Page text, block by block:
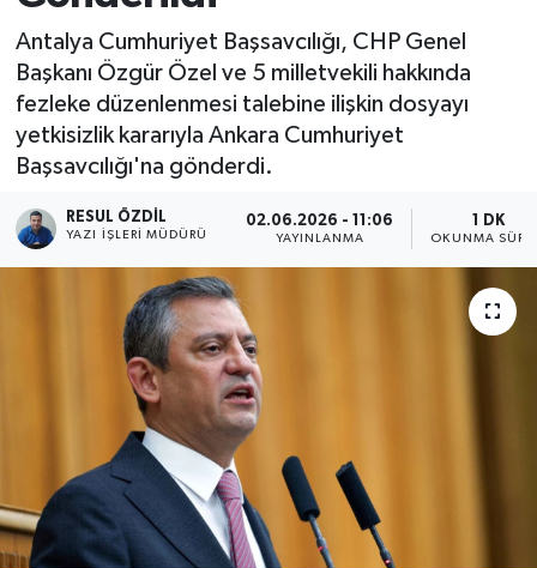
Antalya Cumhuriyet Başsavcılığı, CHP Genel
Başkanı Özgür Özel ve 5 milletvekili hakkında
fezleke düzenlenmesi talebine ilişkin dosyayı
yetkisizlik kararıyla Ankara Cumhuriyet
Başsavcılığı'na gönderdi.
RESUL ÖZDIL
YAZI İŞLERI MÜDÜRÜ
02.06.2026 - 11:06
YAYINLANMA
1 DK
OKUNMA